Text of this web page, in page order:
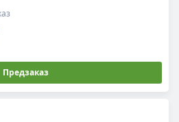
Предзаказ